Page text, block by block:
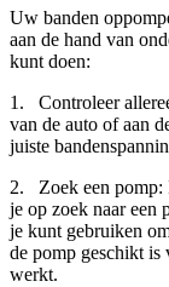
Uw banden
aan de hand van
kunt doen:
1. Controleer
van de auto of aan
juiste
2. Zoek een pomp:
je op zoek naar een
je kunt gebruiken
de pomp geschikt is
werkt.